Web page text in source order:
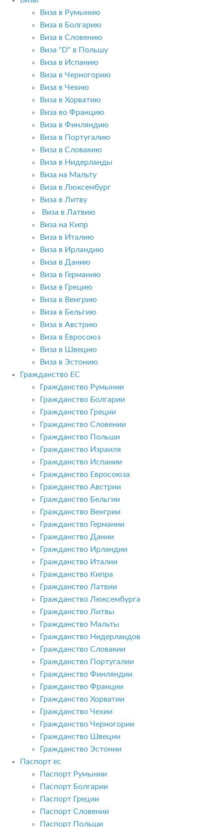
Виза в Румынию
Виза в Болгарию
Виза в Словению
Виза "D" в Польшу
Виза в Испанию
Виза в Черногорию
Виза в Чехию
Виза в Хорватию
Виза во Францию
Виза в Финляндию
Виза в Португалию
Виза в Словакию
Виза в Нидерланды
Виза на Мальту
Виза в Люксембург
Виза в Литву
Виза в Латвию
Виза на Кипр
Виза в Италию
Виза в Ирландию
Виза в Данию
Виза в Германию
Виза в Грецию
Виза в Венгрию
Виза в Бельгию
Виза в Австрию
Виза в Евросоюз
Виза в Швецию
Виза в Эстонию
Гражданство ЕС
Гражданство Румынии
Гражданство Болгарии
Гражданство Греции
Гражданство Словении
Гражданство Польши
Гражданство Израиля
Гражданство Испании
Гражданство Евросоюза
Гражданство Австрии
Гражданство Бельгии
Гражданство Венгрии
Гражданство Германии
Гражданство Дании
Гражданство Ирландии
Гражданство Италии
Гражданство Кипра
Гражданство Латвии
Гражданство Люксембурга
Гражданство Литвы
Гражданство Мальты
Гражданство Нидерландов
Гражданство Словакии
Гражданство Португалии
Гражданство Финляндии
Гражданство Франции
Гражданство Хорватии
Гражданство Чехии
Гражданство Черногории
Гражданство Швеции
Гражданство Эстонии
Паспорт ес
Паспорт Румынии
Паспорт Болгарии
Паспорт Греции
Паспорт Словении
Паспорт Польши